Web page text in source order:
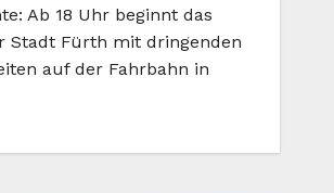
Ab 18 Uhr beginnt das
Stadt Fürth mit dringenden
auf der Fahrbahn in